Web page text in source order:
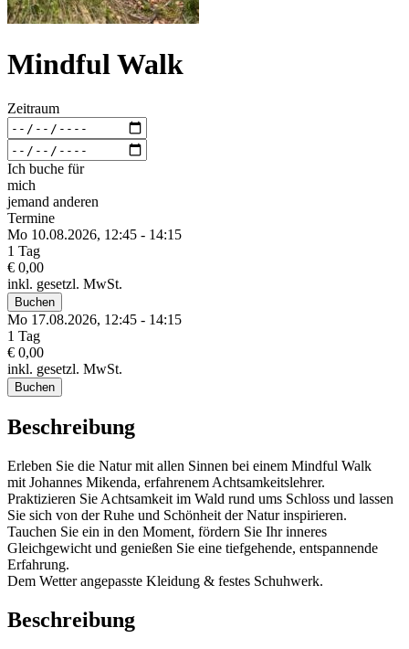
Mindful Walk
Zeitraum
Ich buche für
mich
jemand anderen
Termine
Mo 10.08.2026, 12:45 - 14:15
1 Tag
€ 0,00
inkl. gesetzl. MwSt.
Buchen
Mo 17.08.2026, 12:45 - 14:15
1 Tag
€ 0,00
inkl. gesetzl. MwSt.
Buchen
Beschreibung
Erleben Sie die Natur mit allen Sinnen bei einem Mindful Walk
mit Johannes Mikenda, erfahrenem Achtsamkeitslehrer.
Praktizieren Sie Achtsamkeit im Wald rund ums Schloss und lassen
Sie sich von der Ruhe und Schönheit der Natur inspirieren.
Tauchen Sie ein in den Moment, fördern Sie Ihr inneres
Gleichgewicht und genießen Sie eine tiefgehende, entspannende
Erfahrung.
Dem Wetter angepasste Kleidung & festes Schuhwerk.
Beschreibung